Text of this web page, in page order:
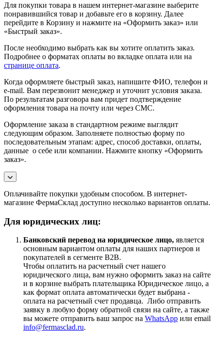
Для покупки товара в нашем интернет-магазине выберите
понравившийся товар и добавьте его в корзину. Далее
перейдите в Корзину и нажмите на «Оформить заказ» или
«Быстрый заказ».
После необходимо выбрать как вы хотите оплатить заказ.
Подробнее о форматах оплаты во вкладке оплата или на
странице оплата.
Когда оформляете быстрый заказ, напишите ФИО, телефон и
e-mail. Вам перезвонит менеджер и уточнит условия заказа.
По результатам разговора вам придет подтверждение
оформления товара на почту или через СМС.
Оформление заказа в стандартном режиме выглядит
следующим образом. Заполняете полностью форму по
последовательным этапам: адрес, способ доставки, оплаты,
данные о себе или компании. Нажмите кнопку «Оформить
заказ».
Оплачивайте покупки удобным способом. В интернет-
магазине ФермаСклад доступно несколько вариантов оплаты.
Для юридических лиц:
Банковский перевод на юридическое лицо, является
основным вариантом оплаты для наших партнеров и
покупателей в сегменте B2B.
Чтобы оплатить на расчетный счет нашего
юридического лица, вам нужно оформить заказ на сайте
и в корзине выбрать плательщика Юридическое лицо, а
как формат оплата автоматически будет выбрана -
оплата на расчетный счет продавца. Либо отправить
заявку в любую форму обратной связи на сайте, а также
вы можете отправить ваш запрос на WhatsApp или email
info@fermasclad.ru.